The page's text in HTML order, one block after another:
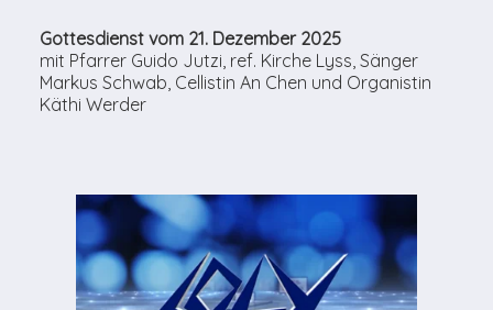
Gottesdienst vom 21. Dezember 2025
mit Pfarrer Guido Jutzi, ref. Kirche Lyss, Sänger
Markus Schwab, Cellistin An Chen und Organistin
Käthi Werder